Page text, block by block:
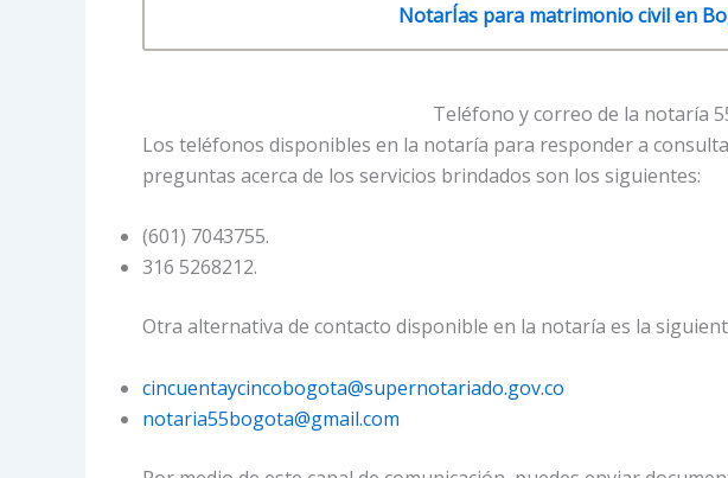
NotarÍas para matrimonio civil en
Teléfono y correo de la notaría
Los teléfonos disponibles en la notaría para responder a
preguntas acerca de los servicios brindados son los siguientes:
(601) 7043755.
316 5268212.
Otra alternativa de contacto disponible en la notaría es la
cincuentaycincobogota@supernotariado.gov.co
notaria55bogota@gmail.com